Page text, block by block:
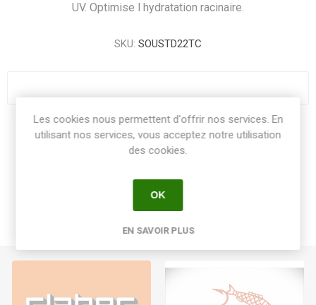
UV. Optimise l hydratation racinaire.
SKU: SOUSTD22TC
Share:
Les cookies nous permettent d'offrir nos services. En
utilisant nos services, vous acceptez notre utilisation
des cookies.
OK
EN SAVOIR PLUS